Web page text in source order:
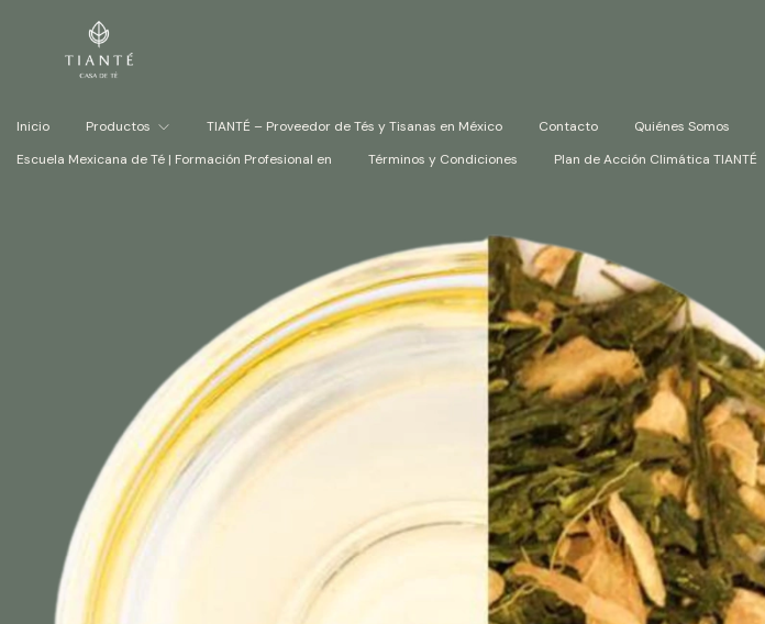
Inicio Productos TIANTÉ – Proveedor de Tés y Tisanas en México Contacto Quiénes Somos
Escuela Mexicana de Té | Formación Profesional en
Términos y Condiciones Plan de Acción Climática TIANTÉ